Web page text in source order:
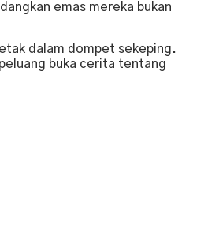
emas mereka bukan
dalam dompet sekeping.
buka cerita tentang